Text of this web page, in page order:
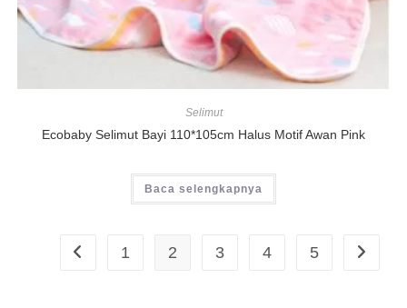
Selimut
Ecobaby Selimut Bayi 110*105cm Halus Motif Awan Pink
Baca selengkapnya
1 2 3 4 5